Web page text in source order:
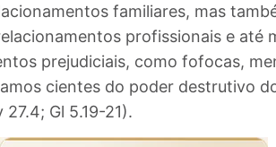
familiares, mas
profissionais e até
prejudiciais, como fofocas,
cientes do poder destrutivo
27.4; Gl 5.19-21).